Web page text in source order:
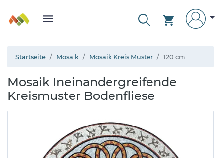
Startseite Mosaik Mosaik Kreis Muster 120 cm
Mosaik Ineinandergreifende
Kreismuster Bodenfliese